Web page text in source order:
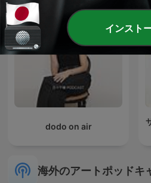
dodo on air
海外のアートポッドキ
インスト